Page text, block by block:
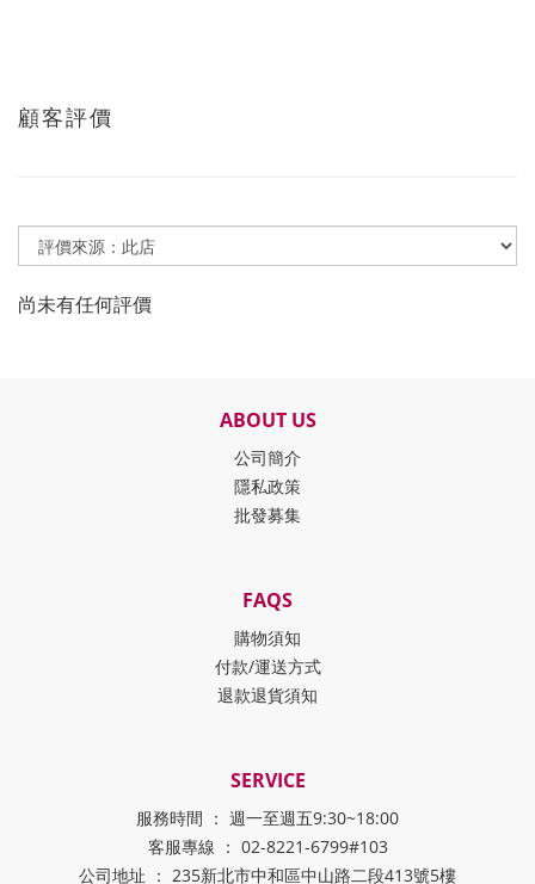
顧客評價
尚未有任何評價
ABOUT US
公司簡介
隱私政策
批發募集
FAQS
購物須知
付款/運送方式
退款退貨須知
SERVICE
服務時間 ： 週一至週五9:30~18:00
客服專線 ： 02-8221-6799#103
公司地址 ： 235新北市中和區中山路二段413號5樓